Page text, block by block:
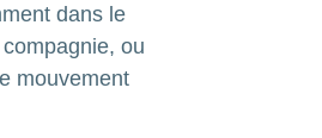
dans le
ou
mouvement